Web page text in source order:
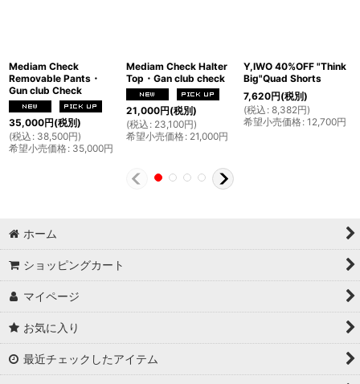
Mediam Check
Removable Pants・
Gun club Check
35,000円(税別)
(税込 : 38,500円)
希望小売価格: 35,000円
Mediam Check Halter
Top・Gan club check
21,000円(税別)
(税込 : 23,100円)
希望小売価格: 21,000円
Y,IWO 40%OFF "Think
Big"Quad Shorts
7,620円(税別)
(税込 : 8,382円)
希望小売価格: 12,700円
ホーム
ショッピングカート
マイページ
お気に入り
最近チェックしたアイテム